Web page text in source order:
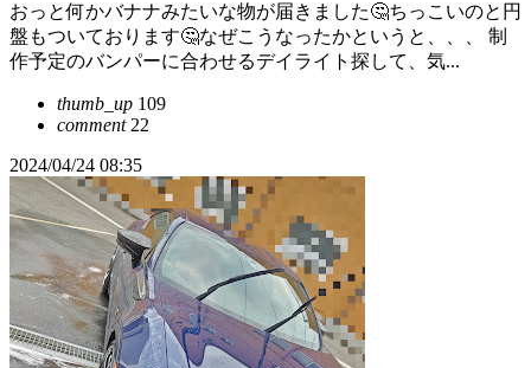
おっと何かバナナみたいな物が届きました🤔ちっこいのと円
盤もついております🤔なぜこうなったかというと、、、 制
作予定のバンパーに合わせるデイライト探して、気...
thumb_up 109
comment22
2024/04/24 08:35